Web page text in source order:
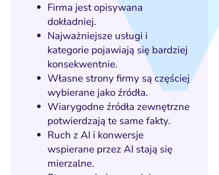
Firma jest opisywana
dokładniej.
Najważniejsze usługi i
kategorie pojawiają się bardziej
konsekwentnie.
Własne strony firmy są częściej
wybierane jako źródła.
Wiarygodne źródła zewnętrzne
potwierdzają te same fakty.
Ruch z AI i konwersje
wspierane przez AI stają się
mierzalne.